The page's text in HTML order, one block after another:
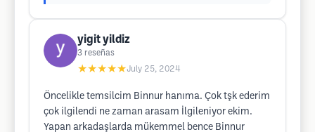
yigit yildiz
3 reseñas
★★★★★July 25, 2024
Öncelikle temsilcim Binnur hanıma. Çok tşk ederim
çok ilgilendi ne zaman arasam İlgileniyor ekim.
Yapan arkadaşlarda mükemmel bence Binnur